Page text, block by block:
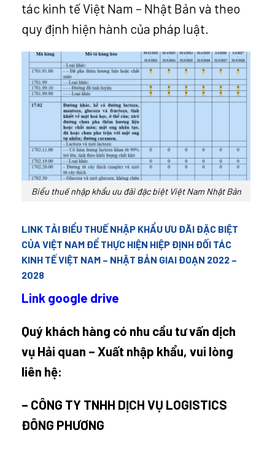
tác kinh tế Việt Nam – Nhật Bản và theo
quy định hiện hành của pháp luật.
Biểu thuế nhập khẩu ưu đãi đặc biệt Việt Nam Nhật Bản
LINK TẢI BIỂU THUẾ NHẬP KHẨU ƯU ĐÃI ĐẶC BIỆT
CỦA VIỆT NAM ĐỂ THỰC HIỆN HIỆP ĐỊNH ĐỐI TÁC
KINH TẾ VIỆT NAM – NHẬT BẢN GIAI ĐOẠN 2022 –
2028
Link google drive
Quý khách hàng có nhu cầu tư vấn dịch
vụ Hải quan – Xuất nhập khẩu, vui lòng
liên hệ:
– CÔNG TY TNHH DỊCH VỤ LOGISTICS
ĐÔNG PHƯƠNG